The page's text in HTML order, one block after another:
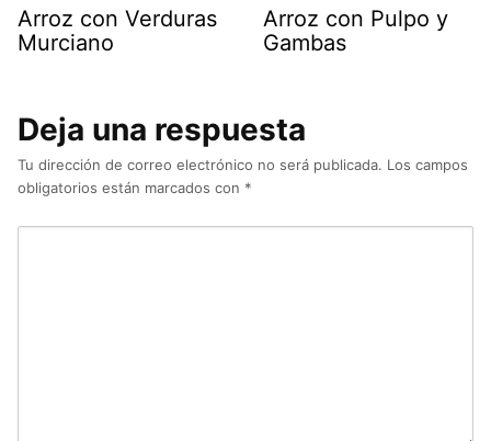
Arroz con Verduras
Murciano
Arroz con Pulpo y
Gambas
Deja una respuesta
Tu dirección de correo electrónico no será publicada. Los campos
obligatorios están marcados con *